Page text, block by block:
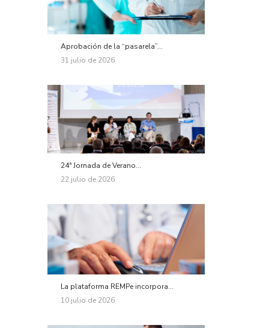
Aprobación de la “pasarela”...
31 julio de 2026
24ª Jornada de Verano...
22 julio de 2026
La plataforma REMPe incorpora...
10 julio de 2026